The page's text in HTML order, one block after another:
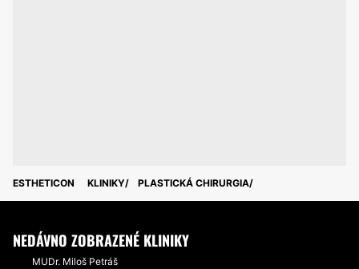
ESTHETICON KLINIKY PLASTICKÁ CHIRURGIA
NEDÁVNO ZOBRAZENÉ KLINIKY
MUDr. Miloš Petráš